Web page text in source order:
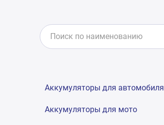
Аккумуляторы для автомобиля
Аккумуляторы для мото